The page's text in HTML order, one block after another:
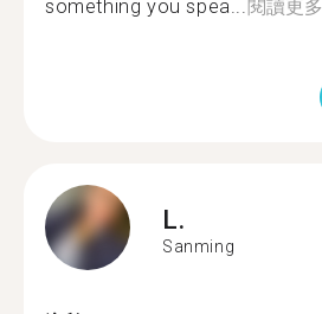
something you spea...閱讀更多
L.
Sanming